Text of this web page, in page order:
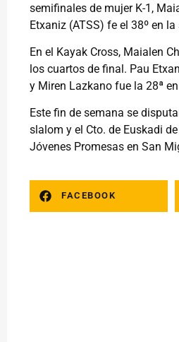
semifinales de mujer K-1,
Etxaniz (ATSS) fe el 38º en
En el Kayak Cross, Maialen
los cuartos de final. Pau
y Miren Lazkano fue la 28ª
Este fin de semana se
slalom y el Cto. de Euskadi
Jóvenes Promesas en San
FACEBOOK